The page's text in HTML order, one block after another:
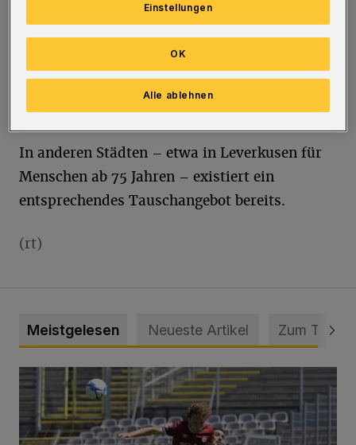
Finanzausschuss hat der Seniorenbeirat diese
Woche auf den Weg gebracht. „Es gibt viele
ältere Menschen, die sich im Verkehr nicht
mehr wohlfühlen“, so die Beiratsvorsitzende
Barbara Becker (CDU).
In anderen Städten – etwa in Leverkusen für
Menschen ab 75 Jahren – existiert ein
entsprechendes Tauschangebot bereits.
(rt)
Meistgelesen Neueste Artikel Zum Thema
WSV: Übertragung im Barmer Bahnhof und klare Ansage
Einstellungen
Alle ablehnen
OK